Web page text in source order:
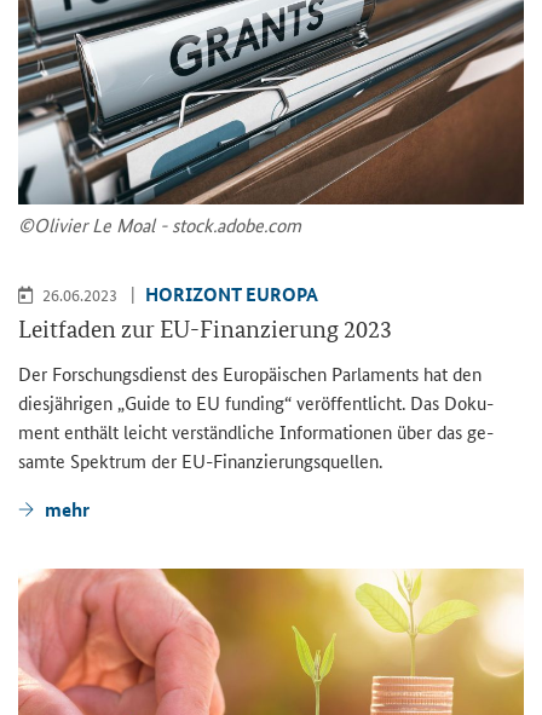
©Oli­vi­er Le Moal - stock.adobe.com
26.06.2023 HO­RI­ZONT EU­RO­PA
Leit­fa­den zur EU-​Finanzierung 2023
Der For­schungs­dienst des Eu­ro­päi­schen Par­la­ments hat den
dies­jäh­ri­gen „Guide to EU funding“ ver­öf­fent­licht. Das Do­ku­
ment ent­hält leicht ver­ständ­li­che In­for­ma­tio­nen über das ge­
sam­te Spek­trum der EU-​Finanzierungsquellen.
mehr